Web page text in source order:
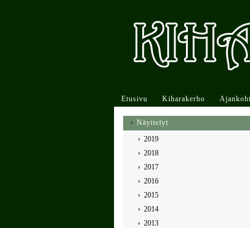
Etusivu Kiharakerho
Näyttelyt
2019
2018
2017
2016
2015
2014
2013